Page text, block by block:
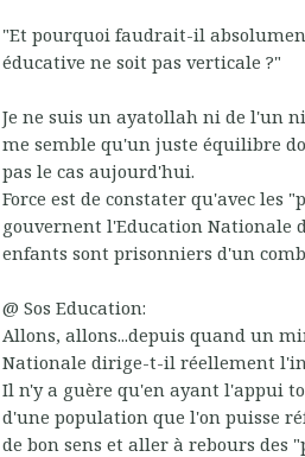
"Et pourquoi faudrait-il
éducative ne soit pas verticale ?"
Je ne suis un ayatollah ni de l'un
me semble qu'un juste équilibre
pas le cas aujourd'hui.
Force est de constater qu'avec les
gouvernent l'Education Nationale
enfants sont prisonniers d'un
@ Sos Education:
Allons, allons...depuis quand un
Nationale dirige-t-il réellement
Il n'y a guère qu'en ayant l'appui
d'une population que l'on puisse
de bon sens et aller à rebours des